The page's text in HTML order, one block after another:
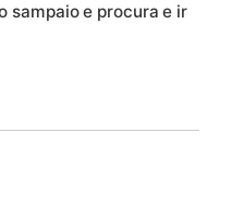
sampaio e procura e ir